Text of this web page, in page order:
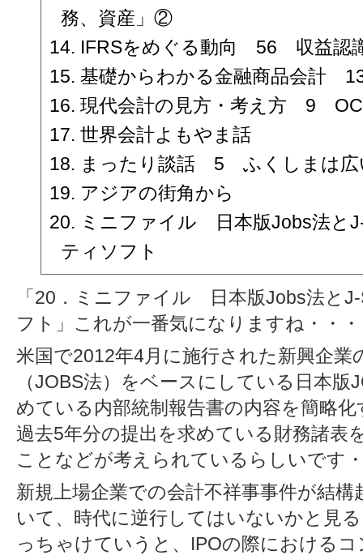
務、資産」②
IFRSをめぐる動向 56 収益認
基礎からわかる金融商品会計
現代会計の見方・考え方 9
世界会計よもやま話
まったり談話 5 ふくしまは広
アジアの街角から
ミニファイル 日本版Jobs法と
ティソフト
「20．ミニファイル 日本版Jobs法と
フト」これが一番気になりますね・・・
米国で2012年4月に施行された新興企業
（JOBS法）をベースにしている日本版
めている内部統制報告書の内容を簡略
過去5年分の提出を求めている財務諸表
ことなどが考えられているらしいです
新規上場企業での会計不祥事事件が結
いて、時代に逆行してはいないかと見
っちゃけていうと、IPOの際における